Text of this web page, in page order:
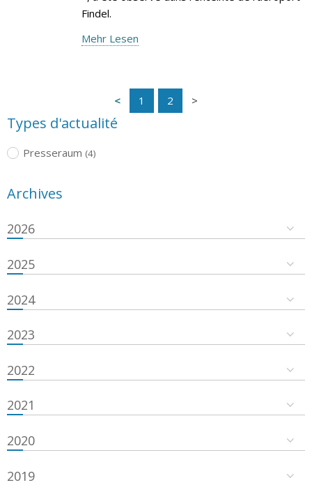
Findel.
Mehr Lesen
1 2
Types d'actualité
Presseraum (4)
Archives
2026
2025
2024
2023
2022
2021
2020
2019